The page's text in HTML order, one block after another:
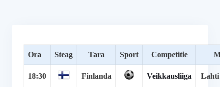
Ora Steag Tara Sport Competitie
18:30 Finlanda Veikkausliiga Lahti